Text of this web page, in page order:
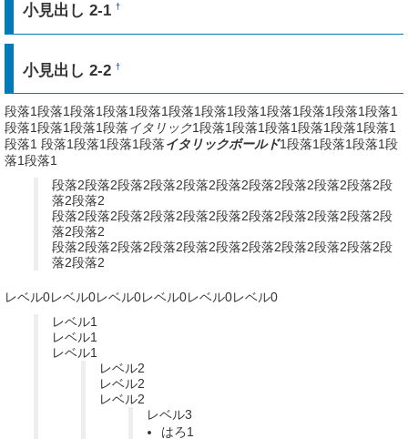
小見出し 2-1†
小見出し 2-2†
段落1段落1段落1段落1段落1段落1段落1段落1段落1段落1段落1段落1
段落1段落1段落1段落イタリック1段落1段落1段落1段落1段落1段落1
段落1 段落1段落1段落1段落イタリックボールド1段落1段落1段落1段
落1段落1
段落2段落2段落2段落2段落2段落2段落2段落2段落2段落2段
落2段落2
段落2段落2段落2段落2段落2段落2段落2段落2段落2段落2段
落2段落2
段落2段落2段落2段落2段落2段落2段落2段落2段落2段落2段
落2段落2
レベル0レベル0レベル0レベル0レベル0レベル0
レベル1
レベル1
レベル1
レベル2
レベル2
レベル2
レベル3
はろ1